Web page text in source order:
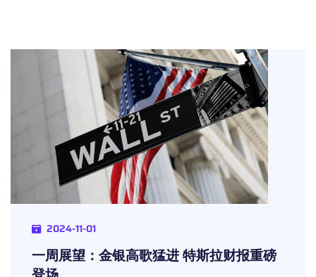
2024-11-01
一周展望：金银高歌猛进 特斯拉财报重磅